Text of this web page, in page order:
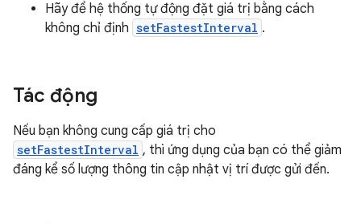
Hãy để hệ thống tự động đặt giá trị bằng cách
không chỉ định setFastestInterval .
Tác động
Nếu bạn không cung cấp giá trị cho
setFastestInterval , thì ứng dụng của bạn có thể giảm
đáng kể số lượng thông tin cập nhật vị trí được gửi đến.